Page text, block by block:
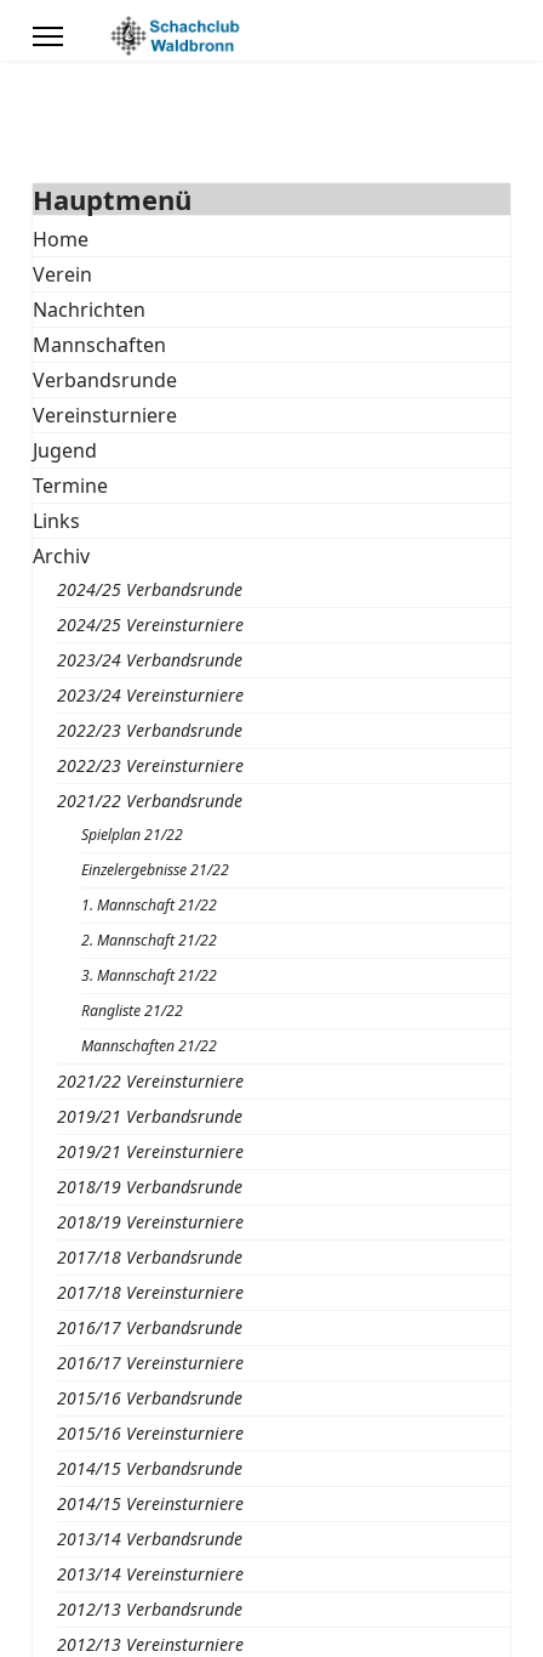
Hauptmenü
Home
Verein
Nachrichten
Mannschaften
Verbandsrunde
Vereinsturniere
Jugend
Termine
Links
Archiv
2024/25 Verbandsrunde
2024/25 Vereinsturniere
2023/24 Verbandsrunde
2023/24 Vereinsturniere
2022/23 Verbandsrunde
2022/23 Vereinsturniere
2021/22 Verbandsrunde
Spielplan 21/22
Einzelergebnisse 21/22
1. Mannschaft 21/22
2. Mannschaft 21/22
3. Mannschaft 21/22
Rangliste 21/22
Mannschaften 21/22
2021/22 Vereinsturniere
2019/21 Verbandsrunde
2019/21 Vereinsturniere
2018/19 Verbandsrunde
2018/19 Vereinsturniere
2017/18 Verbandsrunde
2017/18 Vereinsturniere
2016/17 Verbandsrunde
2016/17 Vereinsturniere
2015/16 Verbandsrunde
2015/16 Vereinsturniere
2014/15 Verbandsrunde
2014/15 Vereinsturniere
2013/14 Verbandsrunde
2013/14 Vereinsturniere
2012/13 Verbandsrunde
2012/13 Vereinsturniere